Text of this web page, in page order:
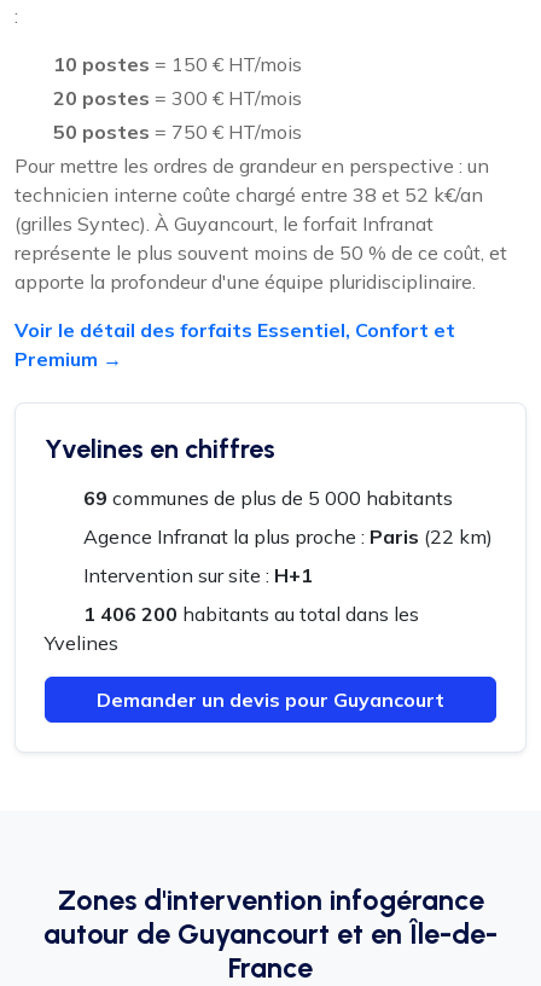
:
10 postes = 150 € HT/mois
20 postes = 300 € HT/mois
50 postes = 750 € HT/mois
Pour mettre les ordres de grandeur en perspective : un
technicien interne coûte chargé entre 38 et 52 k€/an
(grilles Syntec). À Guyancourt, le forfait Infranat
représente le plus souvent moins de 50 % de ce coût, et
apporte la profondeur d'une équipe pluridisciplinaire.
Voir le détail des forfaits Essentiel, Confort et
Premium →
Yvelines en chiffres
69 communes de plus de 5 000 habitants
Agence Infranat la plus proche : Paris (22 km)
Intervention sur site : H+1
1 406 200 habitants au total dans les
Yvelines
Demander un devis pour Guyancourt
Zones d'intervention infogérance
autour de Guyancourt et en Île-de-
France